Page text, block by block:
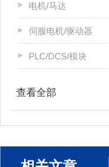
电机/马达
伺服电机/驱动器
PLC/DCS/模块
查看全部